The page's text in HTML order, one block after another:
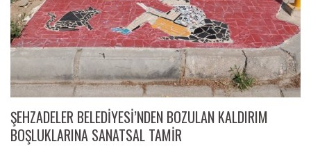
ŞEHZADELER BELEDİYESİ’NDEN BOZULAN KALDIRIM
BOŞLUKLARINA SANATSAL TAMİR